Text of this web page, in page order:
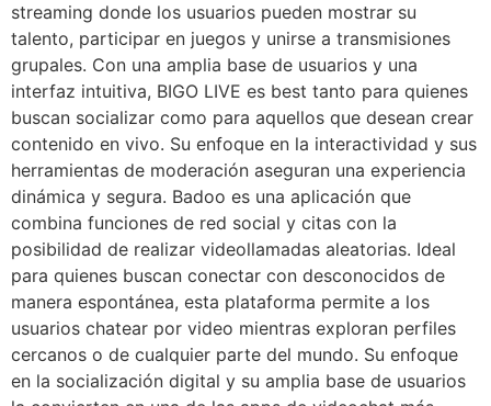
streaming donde los usuarios pueden mostrar su
talento, participar en juegos y unirse a transmisiones
grupales. Con una amplia base de usuarios y una
interfaz intuitiva, BIGO LIVE es best tanto para quienes
buscan socializar como para aquellos que desean crear
contenido en vivo. Su enfoque en la interactividad y sus
herramientas de moderación aseguran una experiencia
dinámica y segura. Badoo es una aplicación que
combina funciones de red social y citas con la
posibilidad de realizar videollamadas aleatorias. Ideal
para quienes buscan conectar con desconocidos de
manera espontánea, esta plataforma permite a los
usuarios chatear por video mientras exploran perfiles
cercanos o de cualquier parte del mundo. Su enfoque
en la socialización digital y su amplia base de usuarios